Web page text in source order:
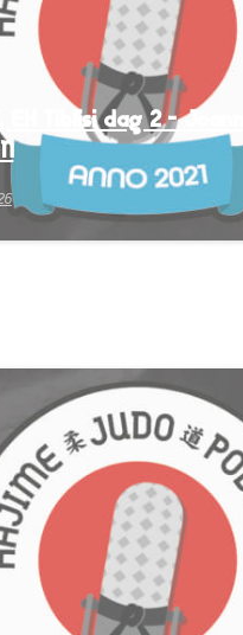
EK Tiblisi dag 2 – Joanne